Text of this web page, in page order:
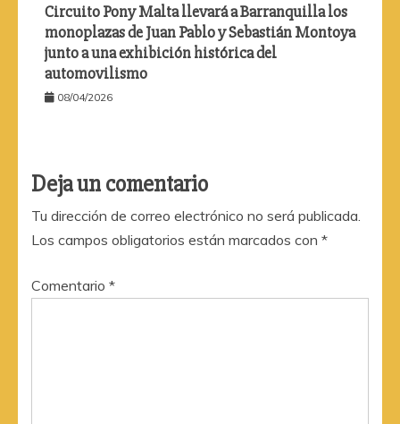
Circuito Pony Malta llevará a Barranquilla los
monoplazas de Juan Pablo y Sebastián Montoya
junto a una exhibición histórica del
automovilismo
08/04/2026
Deja un comentario
Tu dirección de correo electrónico no será publicada.
Los campos obligatorios están marcados con *
Comentario *